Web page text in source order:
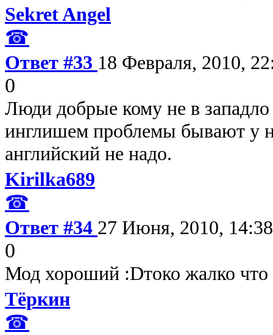
Sekret Angel
☎
Ответ #33 18 Февраля, 2010,
0
Люди добрые кому не в западло
инглишем проблемы бывают у
английский не надо.
Kirilka689
☎
Ответ #34 27 Июня, 2010, 14:38
0
Мод хороший :Dтоко жалко
Тёркин
☎